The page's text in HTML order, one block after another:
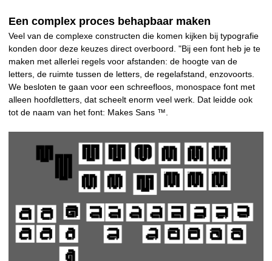
Een complex proces behapbaar maken
Veel van de complexe constructen die komen kijken bij typografie
konden door deze keuzes direct overboord. "Bij een font heb je te
maken met allerlei regels voor afstanden: de hoogte van de
letters, de ruimte tussen de letters, de regelafstand, enzovoorts.
We besloten te gaan voor een schreefloos, monospace font met
alleen hoofdletters, dat scheelt enorm veel werk. Dat leidde ook
tot de naam van het font: Makes Sans ™.